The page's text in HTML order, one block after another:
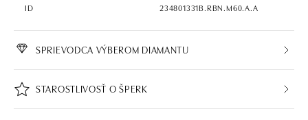
ID
234801331B.RBN.M60.A.A
SPRIEVODCA VÝBEROM DIAMANTU
STAROSTLIVOSŤ O ŠPERK